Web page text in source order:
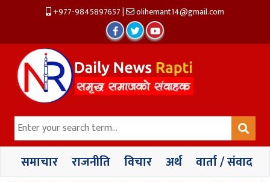
+977-9845897657| olihemant14@gmail.com
समाचार राजनीति विचार अर्थ वार्ता / संवाद